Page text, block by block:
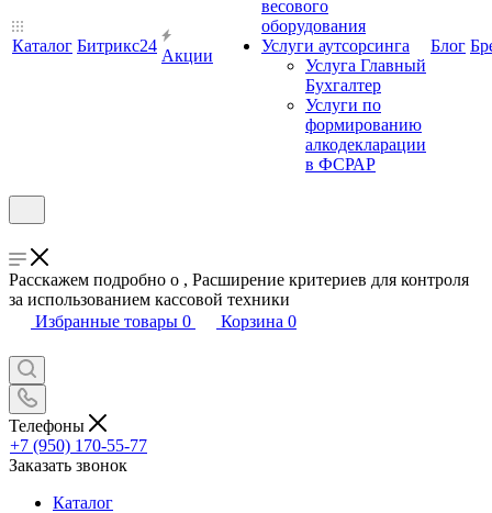
Каталог Битрикс24
Акции
весового
оборудования
Услуги аутсорсинга
Услуга Главный
Бухгалтер
Услуги по
формированию
алкодекларации
в ФСРАР
Блог
Расскажем подробно о , Расширение критериев для контроля
за использованием кассовой техники
Избранные товары 0 Корзина 0
Телефоны
+7 (950) 170-55-77
Заказать звонок
Каталог